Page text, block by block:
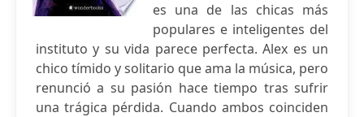
es una de las chicas más
populares e inteligentes del
instituto y su vida parece perfecta. Alex es un
chico tímido y solitario que ama la música, pero
renunció a su pasión hace tiempo tras sufrir
una trágica pérdida. Cuando ambos coinciden